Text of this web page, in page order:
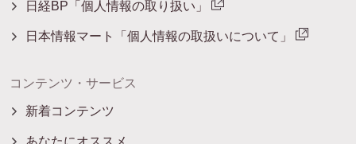
日経BP「個人情報の取り扱い」
日本情報マート「個人情報の取扱いについて」
コンテンツ・サービス
新着コンテンツ